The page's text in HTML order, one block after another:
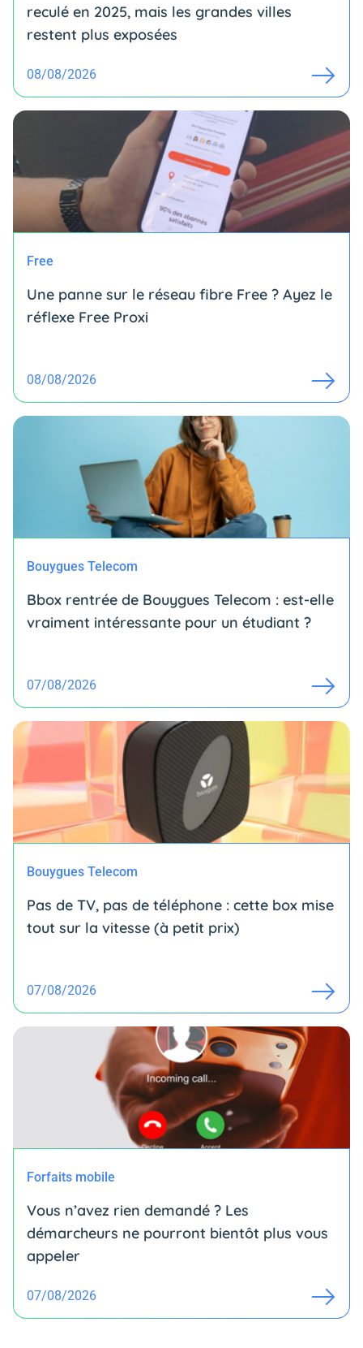
reculé en 2025, mais les grandes villes
restent plus exposées
08/08/2026
Free
Une panne sur le réseau fibre Free ? Ayez le
réflexe Free Proxi
08/08/2026
Bouygues Telecom
Bbox rentrée de Bouygues Telecom : est-elle
vraiment intéressante pour un étudiant ?
07/08/2026
Bouygues Telecom
Pas de TV, pas de téléphone : cette box mise
tout sur la vitesse (à petit prix)
07/08/2026
Forfaits mobile
Vous n’avez rien demandé ? Les
démarcheurs ne pourront bientôt plus vous
appeler
07/08/2026